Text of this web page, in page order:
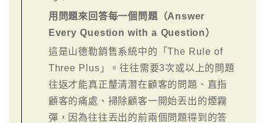
用問題來回答每一個問題（Answer
Every Question with a Question）
這是山德勒銷售系統中的「The Rule of
Three Plus」。往往需要3次或以上的問題
往返才能真正釐清潛在顧客的問題、直指
顧客的痛處、掃除顧客一開始丟出的煙霧
彈，因為往往丟出的前兩個問題得到的答